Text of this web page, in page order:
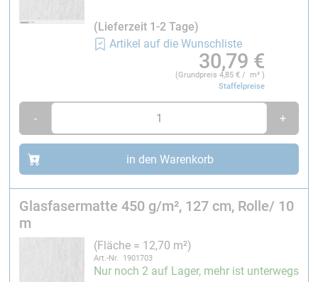
Erreichbare Faservolumenanteile im
Handlaminierverfahren zwischen 10 und 20 %.
Rechnerische Daten für Handlaminate mit 15 Vol. %
Laminatgewicht: 1577 g/m²
(Lieferzeit 1-2 Tage)
Artikel auf die Wunschliste
30,79 €
(Grundpreis4,85 € / m² )
Staffelpreise
- +
in den Warenkorb
Glasfasermatte 450 g/m², 127 cm, Rolle/ 10
m
(Fläche = 12,70 m²)
Art.-Nr. 1901703
Nur noch 2 auf Lager, mehr ist unterwegs